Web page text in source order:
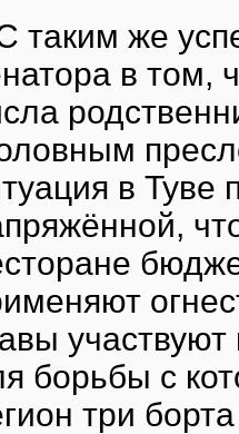
таким же
в том,
в Туве
борьбы с
три